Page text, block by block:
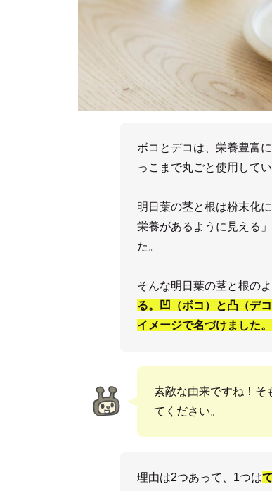
ボコとデコは、栄養豊富
っこまで丸ごと使用してい
明日葉の茎と根は粉末化
栄養があるように見える
た。
そんな明日葉の茎と根の
る。凹（ボコ）と凸（デ
イメージで名づけました。
素敵な由来ですね！そ
てください。
理由は2つあって、1つは